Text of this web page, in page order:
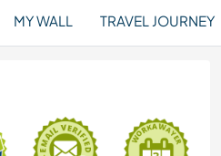
MY WALL TRAVEL JOURNEY